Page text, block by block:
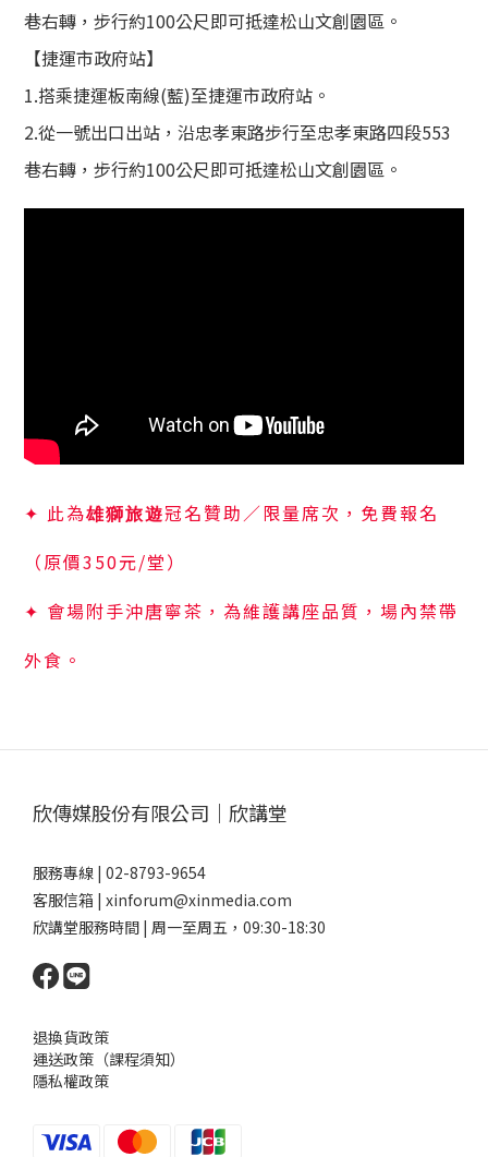
巷右轉，步行約100公尺即可抵達松山文創園區。
【捷運市政府站】
1.搭乘捷運板南線(藍)至捷運市政府站。
2.從一號出口出站，沿忠孝東路步行至忠孝東路四段553
巷右轉，步行約100公尺即可抵達松山文創園區。
✦ 此為雄獅旅遊冠名贊助／限量席次，免費報名
（原價350元/堂）
✦ 會場附手沖唐寧茶，為維護講座品質，場內禁帶
外食。
欣傳媒股份有限公司｜欣講堂
服務專線 | 02-8793-9654
客服信箱 | xinforum@xinmedia.com
欣講堂服務時間 | 周一至周五，09:30-18:30
退換貨政策
運送政策（課程須知）
隱私權政策